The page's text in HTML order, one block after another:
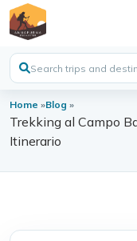
Home »Blog »
Trekking al Campo
Itinerario